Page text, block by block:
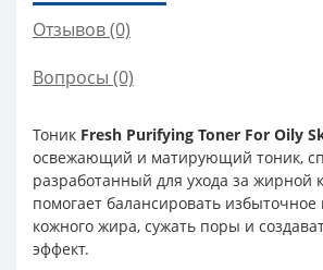
Отзывов (0)
Вопросы (0)
Тоник Fresh Purifying Toner For Oily
освежающий и матирующий тоник,
разработанный для ухода за жирной
помогает балансировать
кожного жира, сужать поры и
эффект.